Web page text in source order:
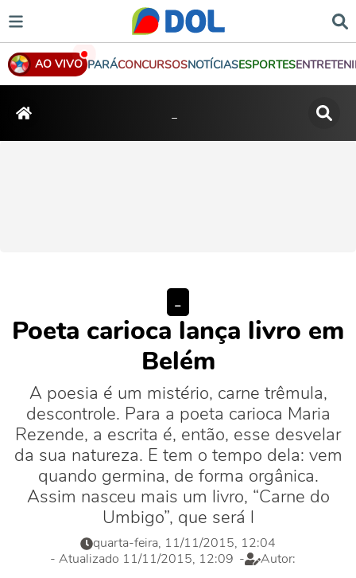
AO VIVO PARÁCONCURSOSNOTÍCIASESPORTES
_
_
Poeta carioca lança livro em
Belém
A poesia é um mistério, carne trêmula,
descontrole. Para a poeta carioca Maria
Rezende, a escrita é, então, esse desvelar
da sua natureza. E tem o tempo dela: vem
quando germina, de forma orgânica.
Assim nasceu mais um livro, “Carne do
Umbigo”, que será l
quarta-feira, 11/11/2015, 12:04
- Atualizado 11/11/2015, 12:09 - Autor: